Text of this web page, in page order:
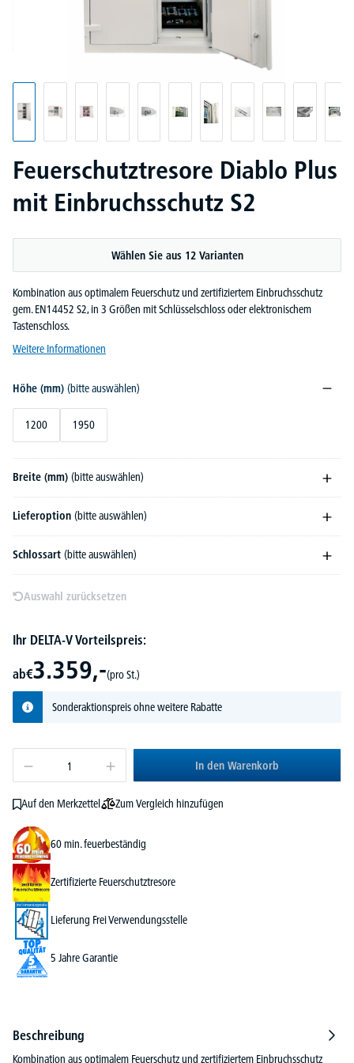
Feuerschutztresore Diablo Plus
mit Einbruchsschutz S2
Wählen Sie aus 12 Varianten
Kombination aus optimalem Feuerschutz und zertifiziertem Einbruchsschutz
gem. EN14452 S2, in 3 Größen mit Schlüsselschloss oder elektronischem
Tastenschloss.
Weitere Informationen
Höhe (mm) (bitte auswählen)
1200 1950
Breite (mm) (bitte auswählen)
Lieferoption (bitte auswählen)
Schlossart (bitte auswählen)
Auswahl zurücksetzen
Ihr DELTA-V Vorteilspreis:
ab€3.359,-(pro St.)
Sonderaktionspreis ohne weitere Rabatte
In den Warenkorb
Auf den Merkzettel Zum Vergleich hinzufügen
60 min. feuerbeständig
Zertifizierte Feuerschutztresore
Lieferung Frei Verwendungsstelle
5 Jahre Garantie
Beschreibung
Kombination aus optimalem Feuerschutz und zertifiziertem Einbruchsschutz